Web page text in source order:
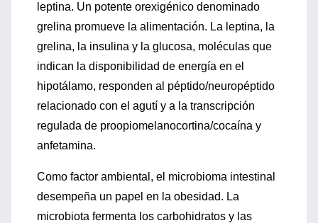
leptina. Un potente orexigénico denominado
grelina promueve la alimentación. La leptina, la
grelina, la insulina y la glucosa, moléculas que
indican la disponibilidad de energía en el
hipotálamo, responden al péptido/neuropéptido
relacionado con el agutí y a la transcripción
regulada de proopiomelanocortina/cocaína y
anfetamina.
Como factor ambiental, el microbioma intestinal
desempeña un papel en la obesidad. La
microbiota fermenta los carbohidratos y las